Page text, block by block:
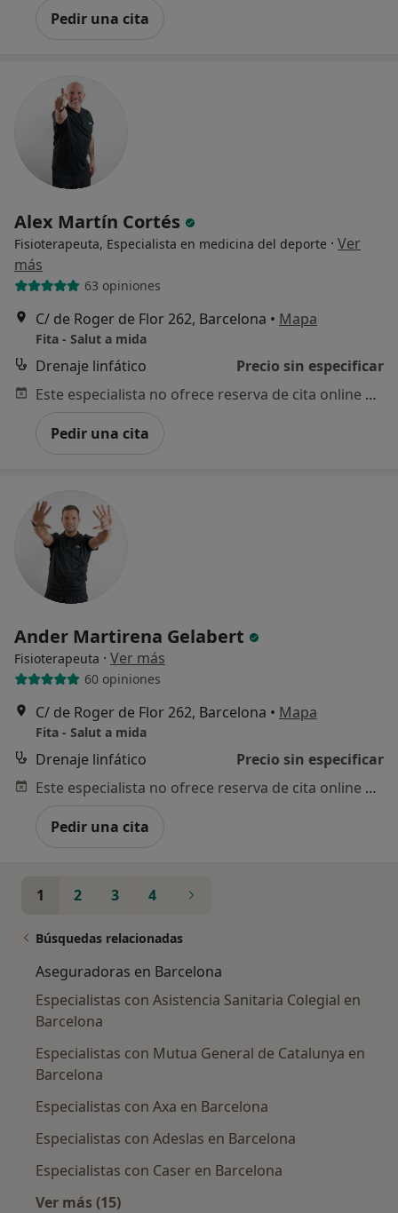
Pedir una cita
Alex Martín Cortés
Fisioterapeuta, Especialista en medicina del deporte · Ver
más
63 opiniones
C/ de Roger de Flor 262, Barcelona • Mapa
Fita - Salut a mida
Drenaje linfático
Precio sin especificar
Este especialista no ofrece reserva de cita online en esta dirección.
Pedir una cita
Ander Martirena Gelabert
Fisioterapeuta · Ver más
60 opiniones
C/ de Roger de Flor 262, Barcelona • Mapa
Fita - Salut a mida
Drenaje linfático
Precio sin especificar
Este especialista no ofrece reserva de cita online en esta dirección.
Pedir una cita
1 2 3 4
Búsquedas relacionadas
Aseguradoras en Barcelona
Especialistas con Asistencia Sanitaria Colegial en
Barcelona
Especialistas con Mutua General de Catalunya en
Barcelona
Especialistas con Axa en Barcelona
Especialistas con Adeslas en Barcelona
Especialistas con Caser en Barcelona
Ver más (15)